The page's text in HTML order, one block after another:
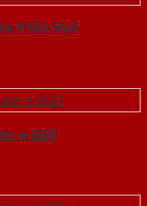
P1R2-SGD
a-SGD